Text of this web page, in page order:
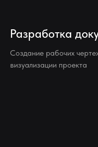
Разработка
Создание рабочих
визуализации проекта